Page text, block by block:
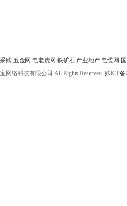
购 五金网 电老虎网 铁矿石 产业地产 电缆网
网络科技有限公司.All Rights Reserved. 苏ICP备